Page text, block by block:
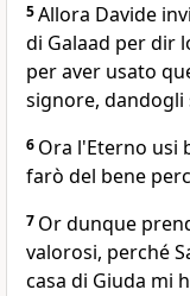
5Allora Davide
di Galaad per dir
per aver usato
signore, dandogli
6 Ora l'Eterno usi
farò del bene
7 Or dunque
valorosi, perché
casa di Giuda mi